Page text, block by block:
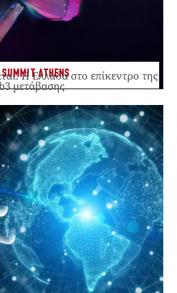
ATHENS
Η Ελλάδα στο επίκεντρο της
μετάβασης